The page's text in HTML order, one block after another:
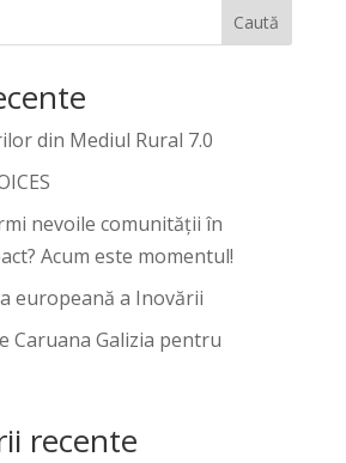
Caută
din Mediul Rural 7.0
nevoile comunității în
Acum este momentul!
europeană a Inovării
Caruana Galizia pentru
recente